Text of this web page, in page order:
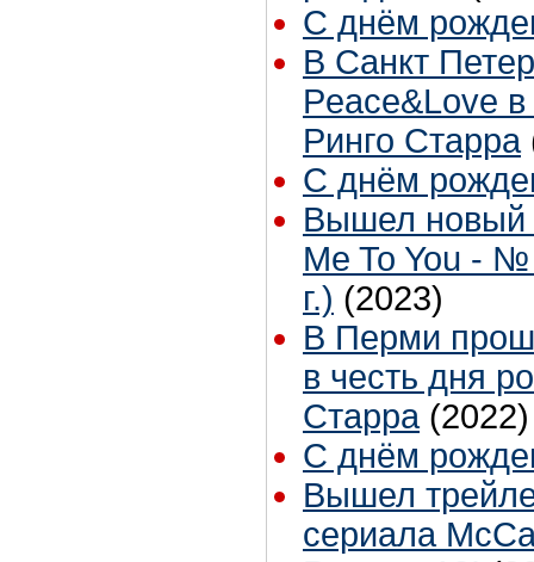
С днём
В Санкт
Peace&Love
Ринго Старра
С днём
Вышел новый
Me To You -
г.) (2023)
В Перми
в честь дня
Старра (2022)
С днём
Вышел
сериала